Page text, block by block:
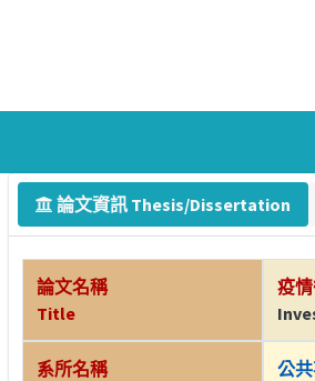
論文資訊 Thesis/Dissertation
論文名稱
Title
疫
系所名稱
公